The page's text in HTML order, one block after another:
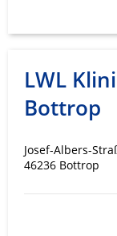
LWL
Bottrop
Josef-Albers-
46236 Bottrop